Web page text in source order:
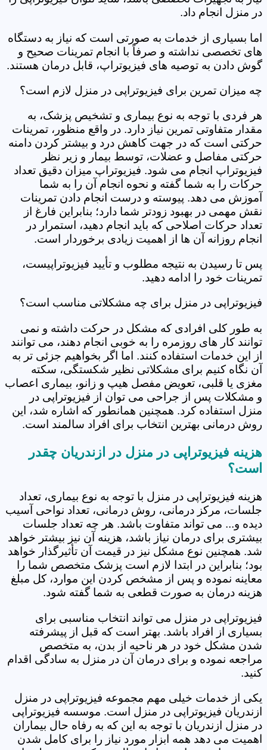
در منزل انجام داد.
اما بسیاری از خدمات به صورتی است که نیاز به دستگاه
های تخصصی نداشته و صرفاً با انجام تمرینات صحیح و
گوش دادن به توصیه های فیزیوتراپ، قابل درمان هستند.
چه میزان تمرین برای فیزیوتراپی در منزل لازم است؟
هر فردی با توجه به نوع بیماری و تشخیص پزشک، به
مقدار متفاوتی تمرین نیاز دارد. در واقع منظور، تمرینات
حرکتی است که در جهت کاهش درد و بیشتر کردن دامنه
حرکتی مفاصل و عضلات، توسط بیمار و زیر نظر
فیزیوتراپ انجام می شود. فیزیوتراپ میزان دقیق تعداد
حرکات را به شما گفته و نحوه انجام آن را به شما
آموزش می دهد. پیوسته و درست انجام دادن تمرینات
نقش مهمی در بهبود زودتر شما دارد؛ بنابراین فارغ از
تعداد حرکات اصلاحی که باید انجام دهید، استمرار در
انجام روزانه آن ها از اهمیت زیادی برخوردار است.
پس تا رسیدن به نتیجه مطلوب و تأیید فیزیوتراپیست،
تمرینات خود را ادامه دهید.
فیزیوتراپی در منزل برای چه مشکلاتی مناسب است؟
به طور کلی افرادی که مشکل در حرکت داشته و نمی
توانند کار های روزمره را به خوبی انجام دهند، می توانند
از این خدمات استفاده کنند. اما اگر بخواهیم جزئی تر به
آن نگاه کنیم برای مشکلاتی نظیر شکستگی، سکته
مغزی یا قلبی، تعویض مفصل هیپ و زانو، بیماری اعصاب
و مشکلات پس از جراحی می توان از فیزیوتراپی در
منزل استفاده کرد. همچنین همانطور که اشاره شد، این
روش درمانی بهترین انتخاب برای افراد سالمند است.
هزینه فیزیوتراپی در منزل در ازندریان چقدر
است؟
هزینه فیزیوتراپی در منزل با توجه به نوع بیماری، تعداد
جلسات، مرکز درمانی، روش درمانی، تعداد نواحی آسیب
دیده و... می تواند متفاوت باشد. هر چه تعداد جلسات
بیشتری برای درمان نیاز باشد، هزینه آن نیز بیشتر خواهد
شد. همچنین نوع مشکل نیز در قیمت آن تأثیرگذار خواهد
بود؛ بنابراین در ابتدا لازم است پزشک متخصص شما را
معاینه نموده و پس از مشخص کردن این موارد، کل مبلغ
هزینه درمان به صورت قطعی به شما گفته شود.
فیزیوتراپی در منزل می تواند انتخاب مناسبی برای
بسیاری از افراد باشد. بهتر است که قبل از پیشرفته
شدن مشکل خود در هر ناحیه از بدن، به متخصص
مراجعه نموده و برای درمان آن در منزل به سادگی اقدام
کنید.
یکی از خدمات خیلی مهم مجموعه فیزیوتراپی در منزل
ازندریان فیزیوتراپی در منزل است. موسسه فیزیوتراپی
در منزل ازندریان با توجه به این که به رفاه حال بیماران
اهمیت می دهد همه ابزار مورد نیاز را برای کامل شدن